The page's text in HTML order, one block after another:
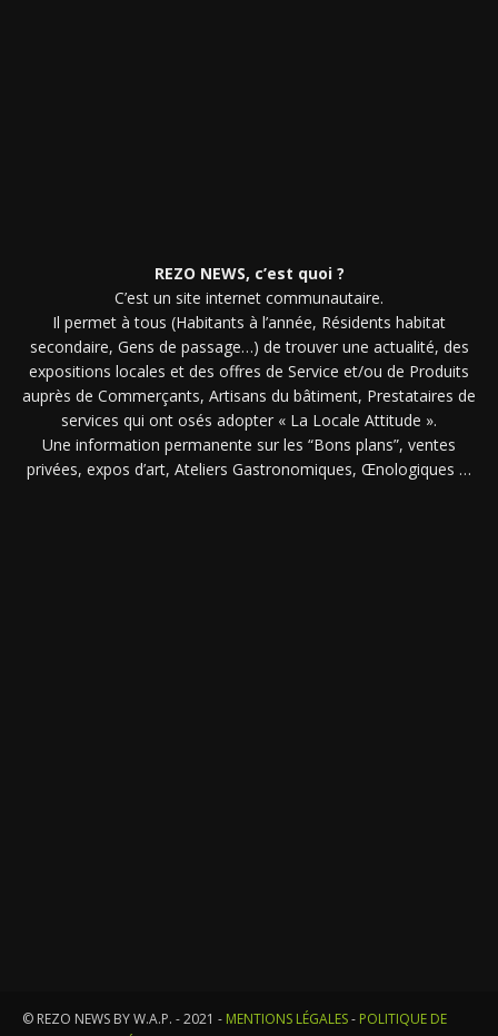
REZO NEWS, c’est quoi ?
C’est un site internet communautaire.
Il permet à tous (Habitants à l’année, Résidents habitat
secondaire, Gens de passage…) de trouver une actualité, des
expositions locales et des offres de Service et/ou de Produits
auprès de Commerçants, Artisans du bâtiment, Prestataires de
services qui ont osés adopter « La Locale Attitude ».
Une information permanente sur les “Bons plans”, ventes
privées, expos d’art, Ateliers Gastronomiques, Œnologiques …
© REZO NEWS BY W.A.P. - 2021 - MENTIONS LÉGALES- POLITIQUE DE